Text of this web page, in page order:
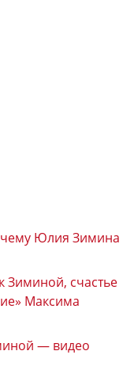
Юлия Зимина
Зиминой, счастье
Максима
— видео